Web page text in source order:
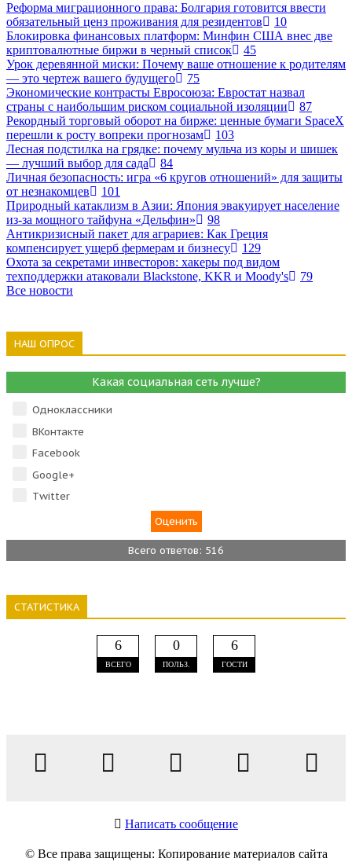
Реформа миграционного права: Болгария готовится ввести
обязательный ценз проживания для резидентов
10
Блокировка финансовых платформ: Минфин США внес две
криптовалютные биржи в черный список
45
Урок деревянной миски: Почему ваше отношение к родителям
— это чертеж вашего будущего
75
Экономические контрасты Евросоюза: Евростат назвал
страны с наибольшим риском социальной изоляции
87
Рекордный торговый оборот на бирже: ценные бумаги SpaceX
перешли к росту вопреки прогнозам
103
Лесная подстилка на грядке: почему мульча из коры и шишек
— лучший выбор для сада
84
Личная безопасность: игра «6 кругов отношений» для защиты
от незнакомцев
101
Природный катаклизм в Азии: Япония эвакуирует население
из-за мощного тайфуна «Дельфин»
98
Антикризисный пакет для аграриев: Как Греция
компенсирует ущерб фермерам и бизнесу
129
Охота за секретами инвесторов: хакеры под видом
техподдержки атаковали Blackstone, KKR и Moody's
79
Все новости
НАШ ОПРОС
Какая социальная сеть лучше?
Одноклассники
ВКонтакте
Facebook
Google+
Тwitter
Всего ответов: 516
СТАТИСТИКА
6
ВСЕГО
0
ПОЛЬЗ.
6
ГОСТИ
Написать сообщение
© Все права защищены: Копирование материалов сайта